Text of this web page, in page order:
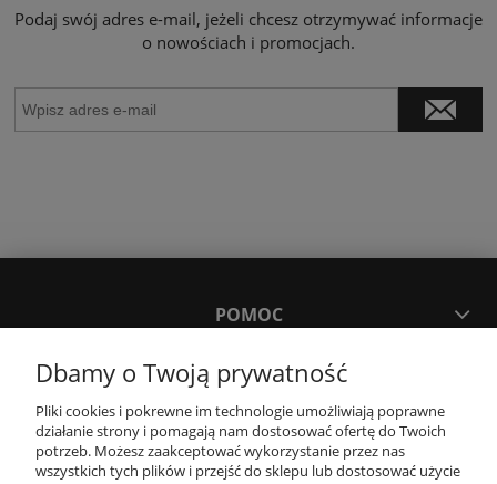
Podaj swój adres e-mail, jeżeli chcesz otrzymywać informacje
o nowościach i promocjach.
POMOC
MOJE KONTO
PŁATNOŚCI I DOSTAWA
Dbamy o Twoją prywatność
Pliki cookies i pokrewne im technologie umożliwiają poprawne
działanie strony i pomagają nam dostosować ofertę do Twoich
potrzeb. Możesz zaakceptować wykorzystanie przez nas
wszystkich tych plików i przejść do sklepu lub dostosować użycie